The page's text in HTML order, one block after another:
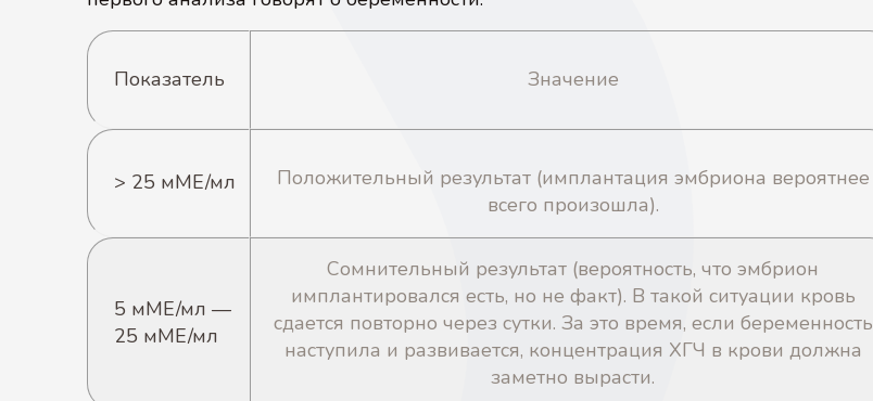
Показатель Значение
> 25 мМЕ/мл
Положительный результат (имплантация эмбриона вероятнее
всего произошла).
5 мМЕ/мл —
25 мМЕ/мл
Сомнительный результат (вероятность, что эмбрион
имплантировался есть, но не факт). В такой ситуации кровь
сдается повторно через сутки. За это время, если беременность
наступила и развивается, концентрация ХГЧ в крови должна
заметно вырасти.